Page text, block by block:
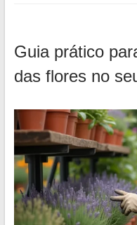
Guia prático
das flores no